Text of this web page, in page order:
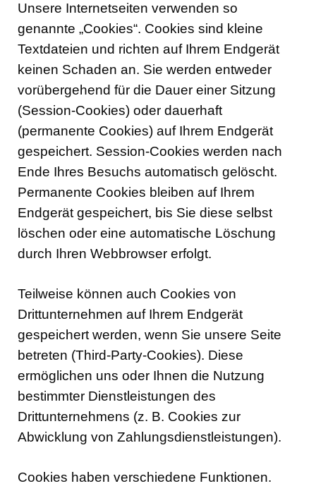
Unsere Internetseiten verwenden so
genannte „Cookies“. Cookies sind kleine
Textdateien und richten auf Ihrem Endgerät
keinen Schaden an. Sie werden entweder
vorübergehend für die Dauer einer Sitzung
(Session-Cookies) oder dauerhaft
(permanente Cookies) auf Ihrem Endgerät
gespeichert. Session-Cookies werden nach
Ende Ihres Besuchs automatisch gelöscht.
Permanente Cookies bleiben auf Ihrem
Endgerät gespeichert, bis Sie diese selbst
löschen oder eine automatische Löschung
durch Ihren Webbrowser erfolgt.
Teilweise können auch Cookies von
Drittunternehmen auf Ihrem Endgerät
gespeichert werden, wenn Sie unsere Seite
betreten (Third-Party-Cookies). Diese
ermöglichen uns oder Ihnen die Nutzung
bestimmter Dienstleistungen des
Drittunternehmens (z. B. Cookies zur
Abwicklung von Zahlungsdienstleistungen).
Cookies haben verschiedene Funktionen.